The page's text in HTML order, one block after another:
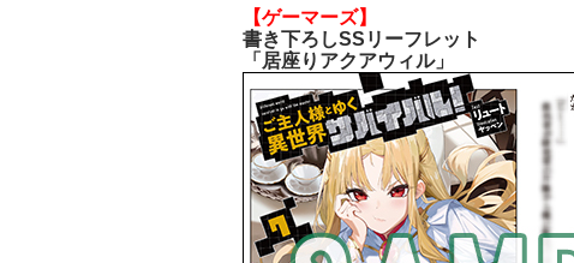
【ゲーマーズ】
書き下ろしSSリーフレット
「居座りアクアウィル」